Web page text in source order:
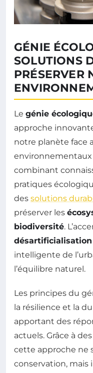
GÉNIE
SOLUTIONS
PRÉSERVER
Le génie
approche
notre planète face
combinant
pratiques
des solutions
préserver les
biodiversité.
désartificialisation
intelligente de
l’équilibre naturel.
Les principes du
la résilience et la
apportant des
actuels. Grâce à des
cette approche ne
conservation,